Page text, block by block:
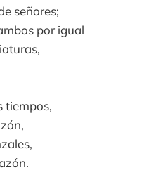
señores;
por igual
tiempos,